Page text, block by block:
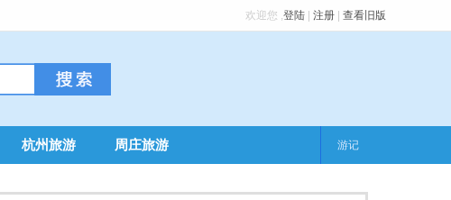
欢迎您 ,登陆 注册 查看旧版
杭州旅游 周庄旅游 游记